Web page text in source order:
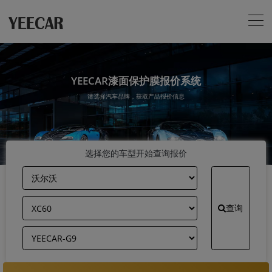
YEECAR漆面保护膜报价系统
请选择汽车品牌，获取产品报价信息
选择您的车型开始查询报价
查询